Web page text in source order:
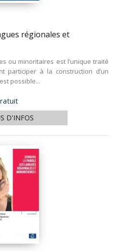
régionales et
ou minoritaires est l’unique traité
participer à la construction d’un
possible...
D'INFOS